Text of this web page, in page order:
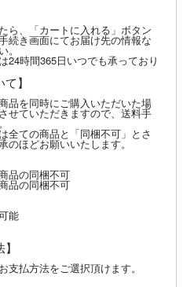
ら、「カートに入れる」ボタン
続き画面にてお届け先の情報な
。
24時間365日いつでも承っており
】
品を同時にご購入いただいた場
せていただきますので、送料手
全ての商品と「同梱不可」とさ
のほどお願いいたします。
品の同梱不可
品の同梱不可
能
払方法をご選択頂けます。